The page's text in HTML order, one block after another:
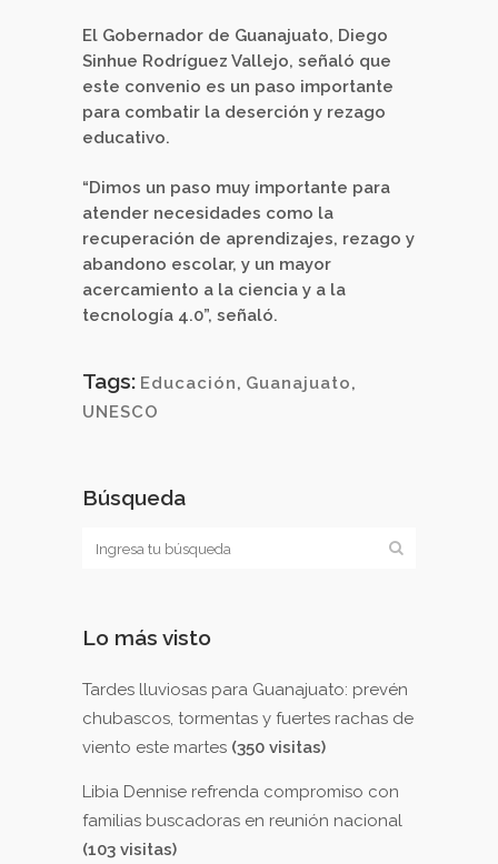
El Gobernador de Guanajuato, Diego
Sinhue Rodríguez Vallejo, señaló que
este convenio es un paso importante
para combatir la deserción y rezago
educativo.
“Dimos un paso muy importante para
atender necesidades como la
recuperación de aprendizajes, rezago y
abandono escolar, y un mayor
acercamiento a la ciencia y a la
tecnología 4.0”, señaló.
Tags: Educación, Guanajuato,
UNESCO
Búsqueda
Lo más visto
Tardes lluviosas para Guanajuato: prevén
chubascos, tormentas y fuertes rachas de
viento este martes (350 visitas)
Libia Dennise refrenda compromiso con
familias buscadoras en reunión nacional
(103 visitas)